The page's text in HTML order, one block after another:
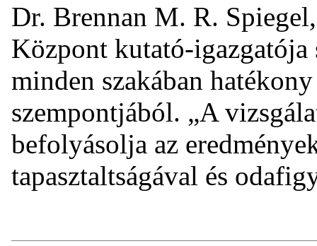
Dr. Brennan M. R.
Központ kutató-igazgatója
minden szakában
szempontjából. „A
befolyásolja az
tapasztaltságával és